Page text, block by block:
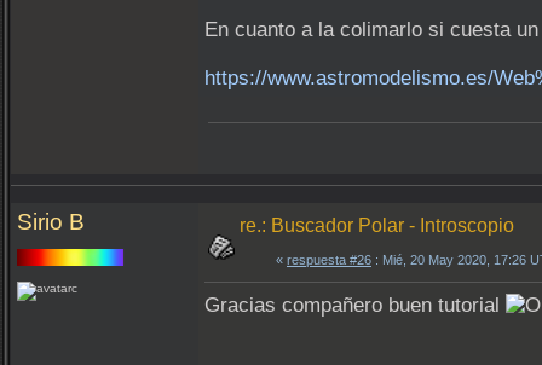
En cuanto a la colimarlo si cuesta
https://www.astromodelismo.es/
Sirio B re.: Buscador Polar - Introscopio
« respuesta #26 : Mié, 20 May 2020, 17:26
Gracias compañero buen tutorial